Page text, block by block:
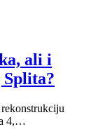
ali i
Splita?
4,…